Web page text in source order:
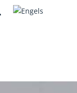
Zoeken